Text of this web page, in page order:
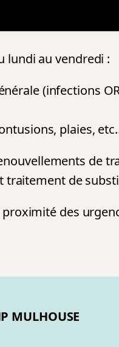
lundi au vendredi :
(infections
plaies,
de
traitement de
des
MULHOUSE